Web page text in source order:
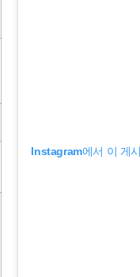
Instagram에서 이 게